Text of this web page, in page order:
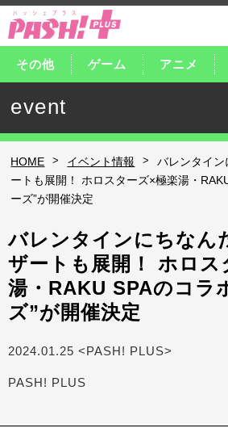
その他 ゲーム アニメ
event
HOME > イベント情報 >
バレンタイ
ートも展開！ ホロスターズ×極楽湯・
ーズ”が開催決定
バレンタインにちなん
ザートも展開！ ホロス
湯・RAKU SPAのコラ
ズ”が開催決定
2024.01.25 <PASH! PLUS>
PASH! PLUS